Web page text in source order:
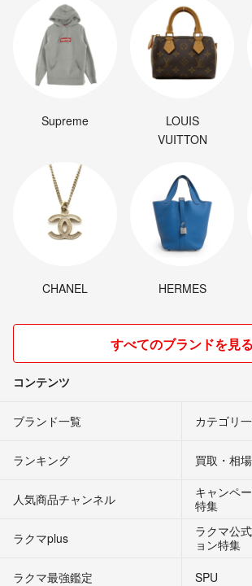
Supreme
LOUIS
VUITTON
CHANEL HERMES
すべてのブランドを見る
コンテンツ
ブランド一覧 カテゴリ
ランキング 買取・相
人気商品チャンネル
キャンペ
特集
ラクマplus
ラクマ公
ョン特集
ラクマ最強鑑定
SPU